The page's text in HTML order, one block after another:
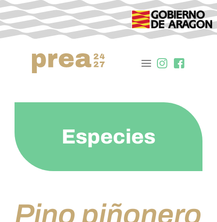
Especies
Pino piñonero